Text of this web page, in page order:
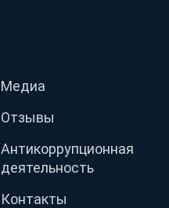
Медиа
Отзывы
Антикоррупционная
деятельность
Контакты